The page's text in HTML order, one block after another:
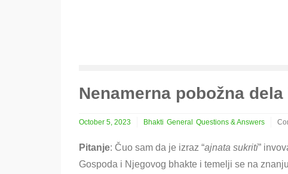
Nenamerna pobožna
October 5, 2023 Bhakti General Questions & Answers
dela
Pitanje: Čuo sam da je izraz “ajnata sukriti”
Gospoda i Njegovog bhakte i temelji se na